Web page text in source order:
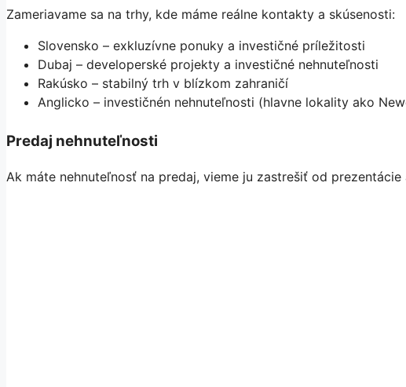
Zameriavame sa na trhy, kde máme reálne kontakty a skúsenosti:
Slovensko – exkluzívne ponuky a investičné príležitosti
Dubaj – developerské projekty a investičné nehnuteľnosti
Rakúsko – stabilný trh v blízkom zahraničí
Anglicko – investičnén nehnuteľnosti (hlavne lokality ako
Predaj nehnuteľnosti
Ak máte nehnuteľnosť na predaj, vieme ju zastrešiť od